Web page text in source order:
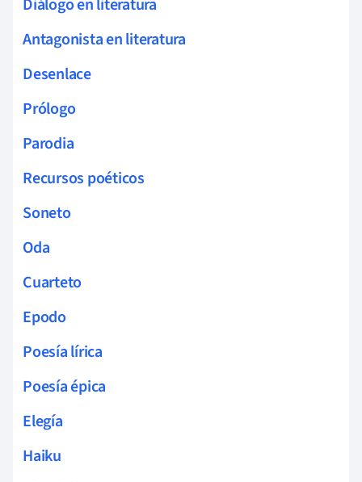
Antagonista en literatura
Desenlace
Prólogo
Parodia
Recursos poéticos
Soneto
Oda
Cuarteto
Epodo
Poesía lírica
Poesía épica
Elegía
Haiku